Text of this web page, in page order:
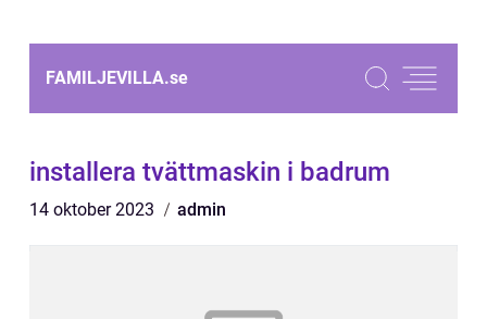
FAMILJEVILLA.se
installera tvättmaskin i badrum
14 oktober 2023 admin